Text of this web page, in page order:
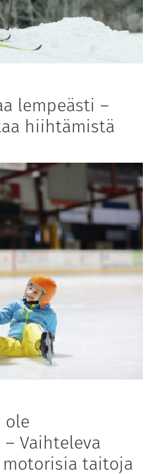
lempeästi –
hiihtämistä
ole
Vaihteleva
taitoja